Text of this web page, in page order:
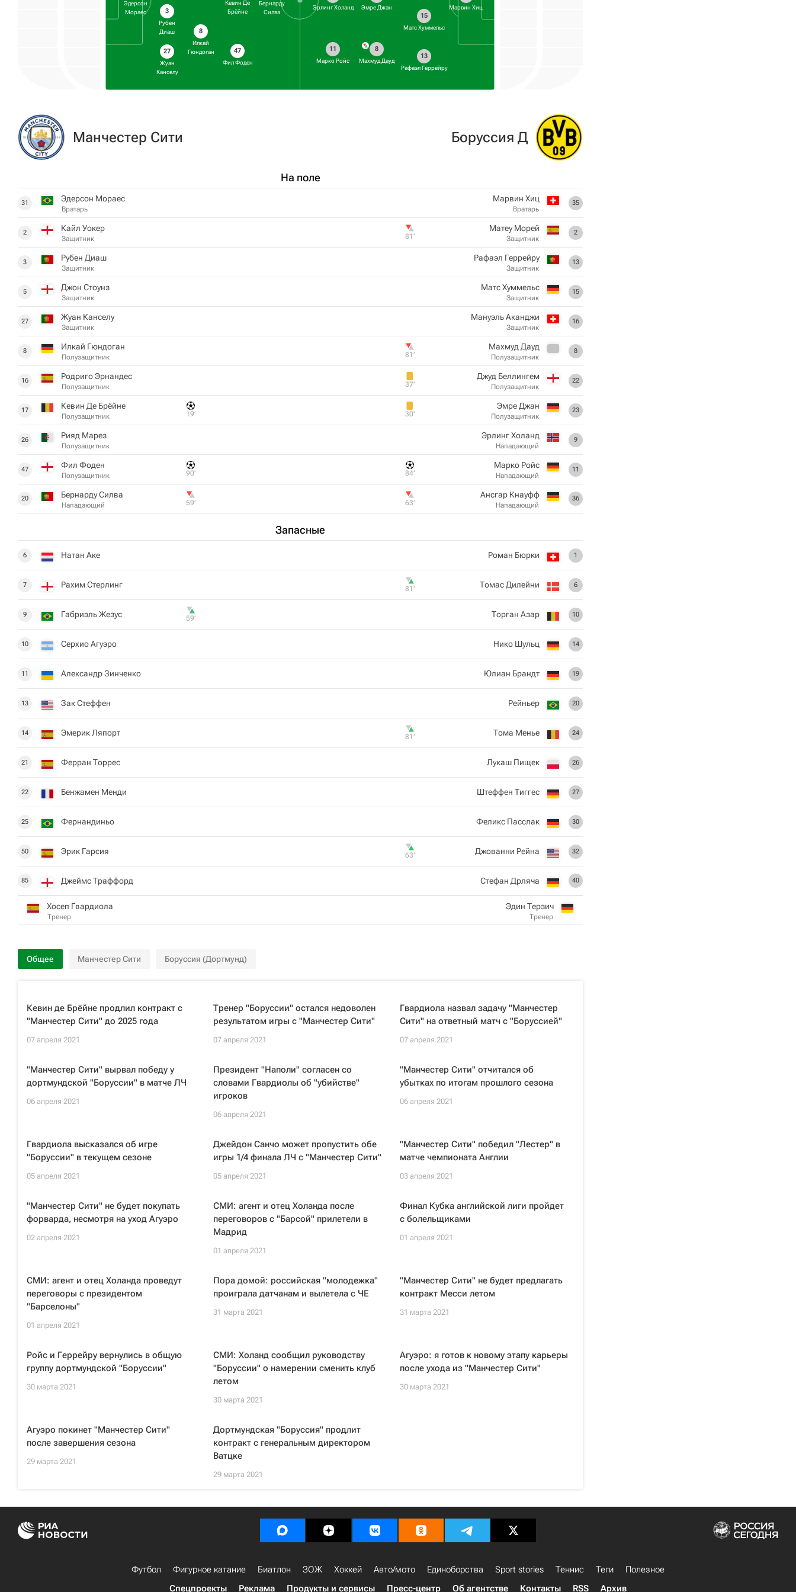
Эдерсон
Мораес
3
Рубен
Диаш
27
Жуан
Канселу
8
Илкай
Гюндоган
Кевин Де
Брёйне
47
Фил Фоден
Бернарду
Силва
Марвин Хиц
15
Матс Хуммельс
13
Рафаэл Геррейру
Эмре Джан
8
Махмуд Дауд
Эрлинг Холанд
11
Марко Ройс
Манчестер Сити
На поле
31 Эдерсон Мораес
Вратарь
2 Кайл Уокер
Защитник
3 Рубен Диаш
Защитник
5 Джон Стоунз
Защитник
27 Жуан Канселу
Защитник
8 Илкай Гюндоган
Полузащитник
16 Родриго Эрнандес
Полузащитник
17 Кевин Де Брёйне
Полузащитник 19‎’‎
26 Рияд Марез
Полузащитник
47 Фил Фоден
Полузащитник 90‎’‎
20 Бернарду Силва
Нападающий 59‎’‎
Запасные
6 Натан Аке
7 Рахим Стерлинг
9 Габриэль Жезус 59‎’‎
10 Серхио Агуэро
11 Александр Зинченко
13 Зак Стеффен
14 Эмерик Ляпорт
21 Ферран Торрес
22 Бенжамен Менди
25 Фернандиньо
50 Эрик Гарсия
85 Джеймс Траффорд
Хосеп Гвардиола
Тренер
Боруссия Д
35
Марвин Хиц
Вратарь
2
Матеу Морей
Защитник
81‎’‎
13
Рафаэл Геррейру
Защитник
15
Матс Хуммельс
Защитник
16
Мануэль Аканджи
Защитник
8
Махмуд Дауд
Полузащитник
81‎’‎
22
Джуд Беллингем
Полузащитник
37‎’‎
23
Эмре Джан
Полузащитник
30‎’‎
9
Эрлинг Холанд
Нападающий
11
Марко Ройс
Нападающий
84‎’‎
36
Ансгар Кнауфф
Нападающий
63‎’‎
1
Роман Бюрки
6
Томас Дилейни
81‎’‎
10
Торган Азар
14
Нико Шульц
19
Юлиан Брандт
20
Рейньер
24
Тома Менье
81‎’‎
26
Лукаш Пищек
27
Штеффен Тиггес
30
Феликс Пасслак
32
Джованни Рейна
63‎’‎
40
Стефан Дрляча
Эдин Терзич
Тренер
Общее Манчестер Сити Боруссия (Дортмунд)
Кевин де Брёйне продлил контракт с
"Манчестер Сити" до 2025 года
07 апреля 2021
Тренер "Боруссии" остался недоволен
результатом игры с "Манчестер Сити"
07 апреля 2021
Гвардиола назвал задачу "Манчестер
Сити" на ответный матч с "Боруссией"
07 апреля 2021
"Манчестер Сити" вырвал победу у
дортмундской "Боруссии" в матче ЛЧ
06 апреля 2021
Президент "Наполи" согласен со
словами Гвардиолы об "убийстве"
игроков
06 апреля 2021
"Манчестер Сити" отчитался об
убытках по итогам прошлого сезона
06 апреля 2021
Гвардиола высказался об игре
"Боруссии" в текущем сезоне
05 апреля 2021
Джейдон Санчо может пропустить обе
игры 1/4 финала ЛЧ с "Манчестер Сити"
05 апреля 2021
"Манчестер Сити" победил "Лестер" в
матче чемпионата Англии
03 апреля 2021
"Манчестер Сити" не будет покупать
форварда, несмотря на уход Агуэро
02 апреля 2021
СМИ: агент и отец Холанда после
переговоров с "Барсой" прилетели в
Мадрид
01 апреля 2021
Финал Кубка английской лиги пройдет
с болельщиками
01 апреля 2021
СМИ: агент и отец Холанда проведут
переговоры с президентом
"Барселоны"
01 апреля 2021
Пора домой: российская "молодежка"
проиграла датчанам и вылетела с ЧЕ
31 марта 2021
"Манчестер Сити" не будет предлагать
контракт Месси летом
31 марта 2021
Ройс и Геррейру вернулись в общую
группу дортмундской "Боруссии"
30 марта 2021
СМИ: Холанд сообщил руководству
"Боруссии" о намерении сменить клуб
летом
30 марта 2021
Агуэро: я готов к новому этапу карьеры
после ухода из "Манчестер Сити"
30 марта 2021
Агуэро покинет "Манчестер Сити"
после завершения сезона
29 марта 2021
Дортмундская "Боруссия" продлит
контракт с генеральным директором
Ватцке
29 марта 2021
Футбол Фигурное катание Биатлон ЗОЖ Хоккей Авто/мото Единоборства Sport stories Теннис Теги
Полезное
Спецпроекты
Реклама Продукты и сервисы Пресс-центр Об агентстве Контакты RSS Архив